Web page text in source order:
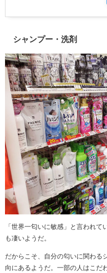
シャンプー・洗剤
「世界一匂いに敏感」と言われて
も凄いようだ。
だからこそ、自分の匂いに関わる
向にあるようだ。一部の人はこだ